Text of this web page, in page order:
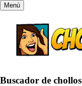
Menú
Buscador de chollos